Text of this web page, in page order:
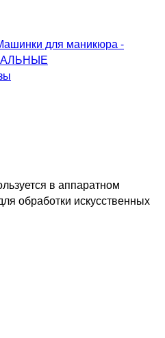
для маникюра -
в аппаратном
обработки искусственных